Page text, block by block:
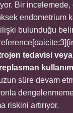
Bir incelemede,
endometrium
ilişki bulunduğu
tedavisi
süre devam
riskini artırıyor.